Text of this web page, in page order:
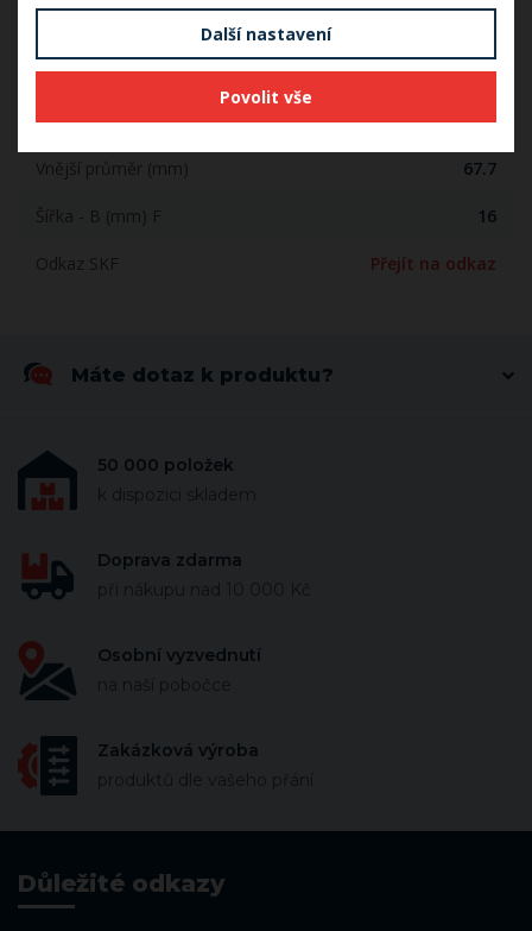
Počet řad 1
Vnitřní průměr (mm) 30
Vnější průměr (mm) 67.7
Šířka - B (mm) F 16
Odkaz SKF Přejít na odkaz
Máte dotaz k produktu?
50 000 položek
Doprava zdarma
Osobní vyzvednutí
Zakázková výroba
Důležité odkazy
Další nastavení
Povolit vše